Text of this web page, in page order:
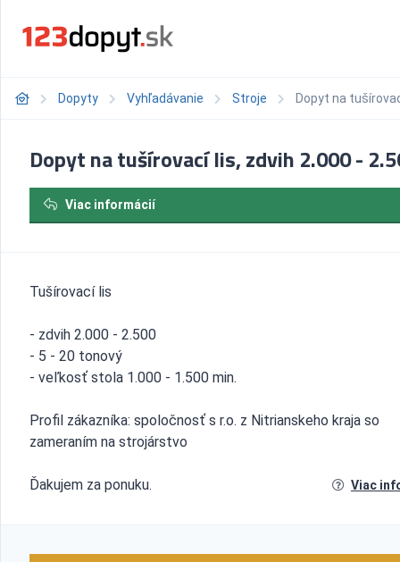
Dopyty Vyhľadávanie Stroje Dopyt na
Dopyt na tušírovací lis, zdvih 2.000 -
Viac informácií
Tušírovací lis
- zdvih 2.000 - 2.500
- 5 - 20 tonový
- veľkosť stola 1.000 - 1.500 min.
Profil zákazníka: spoločnosť s r.o. z Nitrianskeho kraja so
zameraním na strojárstvo
Ďakujem za ponuku. Viac